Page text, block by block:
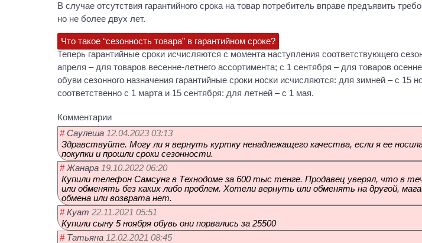
В случае отсутствия гарантийного срока на товар потребитель вправе предъявить
но не более двух лет.
Что такое “сезонность товара” в гарантийном сроке?
Теперь гарантийные сроки исчисляются с момента наступления соответствующего
апреля – для товаров весенне-летнего ассортимента; с 1 сентября – для товаров
обуви сезонного назначения гарантийные сроки носки исчисляются: для зимней – с 15
соответственно с 1 марта и 15 сентября: для летней – с 1 мая.
Комментарии
# Саулеша 12.04.2023 03:13
Здравствуйте. Могу ли я вернуть куртку ненадлежащего качества, если я ее
покупки и прошли сроки сезонности.
# Жанара 19.10.2022 06:20
Купили телефон Самсунг в Технодоме за 600 тыс тенге. Продавец уверял, что в
или обменять без каких либо проблем. Хотели вернуть или обменять на другой,
обмена или возврата нет.
# Куат 22.11.2021 05:51
Купили сыну 5 ноября обувь они порвались за 25500
# Татьяна 12.02.2021 08:45